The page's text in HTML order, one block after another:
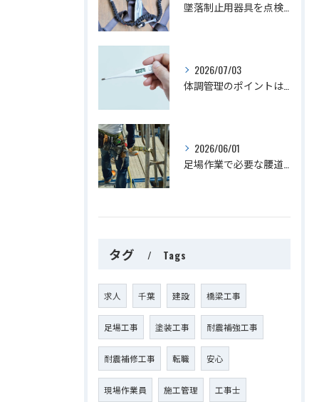
2026/07/03
2026/06/01
タグ Tags
求人 千葉 建設 橋梁工事
足場工事 塗装工事 耐震補強工事
耐震補修工事 転職 安心
現場作業員 施工管理 工事士